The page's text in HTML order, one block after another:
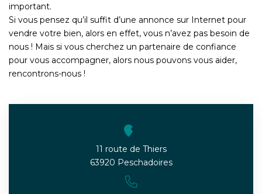
11 route de Thiers
63920 Peschadoires
important.
Si vous pensez qu’il suffit d’une annonce sur Internet pour
vendre votre bien, alors en effet, vous n’avez pas besoin de
nous ! Mais si vous cherchez un partenaire de confiance
pour vous accompagner, alors nous pouvons vous aider,
rencontrons-nous !